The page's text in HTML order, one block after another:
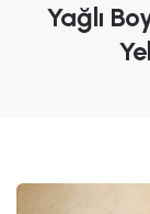
Yağlı